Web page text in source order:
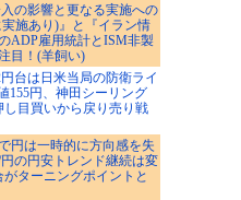
の影響と更なる実施への
施あり)』と『イラン情
ADP雇用統計とISM非製
目！(羊飼い)
台は日米当局の防衛ライ
155円、神田シーリング
し目買いから戻り売り戦
円は一時的に方向感を失
の円安トレンド継続は変
ターニングポイントと